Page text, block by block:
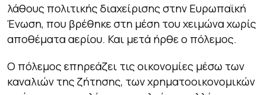
λάθους πολιτικής διαχείρισης στην Ευρωπαϊκή
Ένωση, που βρέθηκε στη μέση του χειμώνα χωρίς
αποθέματα αερίου. Και μετά ήρθε ο πόλεμος.
Ο πόλεμος επηρεάζει τις οικονομίες μέσω των
καναλιών της ζήτησης, των χρηματοοικονομικών